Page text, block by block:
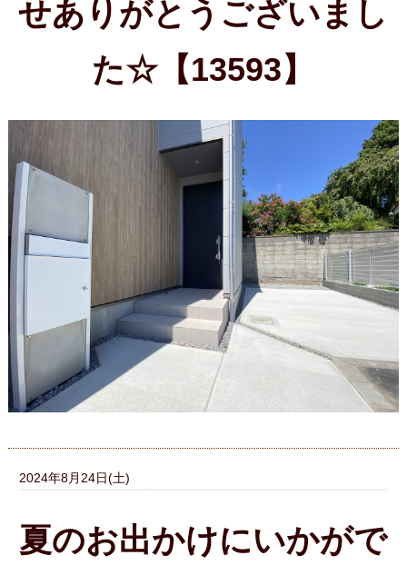
2024年8月24日(土)
夏のお出かけにいかがで
しょうか？